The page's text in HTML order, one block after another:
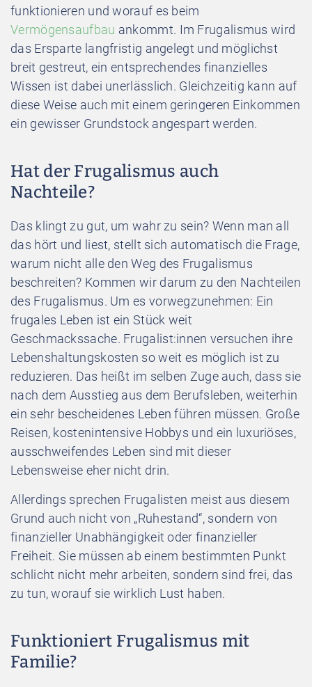
funktionieren und worauf es beim
Vermögensaufbau ankommt. Im Frugalismus wird
das Ersparte langfristig angelegt und möglichst
breit gestreut, ein entsprechendes finanzielles
Wissen ist dabei unerlässlich. Gleichzeitig kann auf
diese Weise auch mit einem geringeren Einkommen
ein gewisser Grundstock angespart werden.
Hat der Frugalismus auch
Nachteile?
Das klingt zu gut, um wahr zu sein? Wenn man all
das hört und liest, stellt sich automatisch die Frage,
warum nicht alle den Weg des Frugalismus
beschreiten? Kommen wir darum zu den Nachteilen
des Frugalismus. Um es vorwegzunehmen: Ein
frugales Leben ist ein Stück weit
Geschmackssache. Frugalist:innen versuchen ihre
Lebenshaltungskosten so weit es möglich ist zu
reduzieren. Das heißt im selben Zuge auch, dass sie
nach dem Ausstieg aus dem Berufsleben, weiterhin
ein sehr bescheidenes Leben führen müssen. Große
Reisen, kostenintensive Hobbys und ein luxuriöses,
ausschweifendes Leben sind mit dieser
Lebensweise eher nicht drin.
Allerdings sprechen Frugalisten meist aus diesem
Grund auch nicht von „Ruhestand“, sondern von
finanzieller Unabhängigkeit oder finanzieller
Freiheit. Sie müssen ab einem bestimmten Punkt
schlicht nicht mehr arbeiten, sondern sind frei, das
zu tun, worauf sie wirklich Lust haben.
Funktioniert Frugalismus mit
Familie?